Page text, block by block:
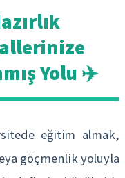
Yolu ✈️
eğitim almak,
göçmenlik yoluyla